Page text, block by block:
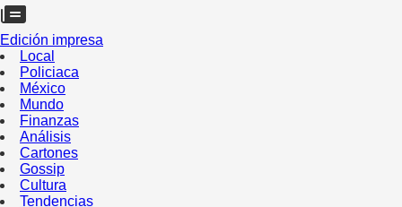
Edición impresa
Local
Policiaca
México
Mundo
Finanzas
Análisis
Cartones
Gossip
Cultura
Tendencias